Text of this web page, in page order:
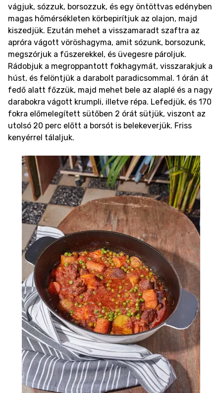
vágjuk, sózzuk, borsozzuk, és egy öntöttvas edényben
magas hőmérsékleten körbepirítjuk az olajon, majd
kiszedjük. Ezután mehet a visszamaradt szaftra az
apróra vágott vöröshagyma, amit sózunk, borsozunk,
megszórjuk a fűszerekkel, és üvegesre pároljuk.
Rádobjuk a megroppantott fokhagymát, visszarakjuk a
húst, és felöntjük a darabolt paradicsommal. 1 órán át
fedő alatt főzzük, majd mehet bele az alaplé és a nagy
darabokra vágott krumpli, illetve répa. Lefedjük, és 170
fokra előmelegített sütőben 2 órát sütjük, viszont az
utolsó 20 perc előtt a borsót is belekeverjük. Friss
kenyérrel tálaljuk.